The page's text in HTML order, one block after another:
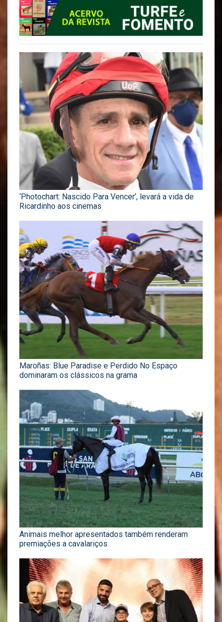
‘Photochart: Nascido Para Vencer’, levará a vida de
Ricardinho aos cinemas
Maroñas: Blue Paradise e Perdido No Espaço
dominaram os clássicos na grama
Animais melhor apresentados também renderam
premiações a cavalariços